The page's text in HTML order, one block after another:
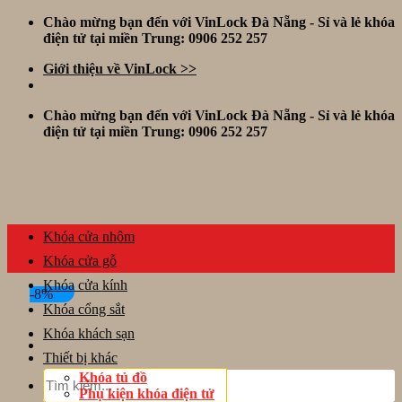
Skip
Chào mừng bạn đến với VinLock Đà Nẵng - Sỉ và lẻ khóa
điện tử tại miền Trung: 0906 252 257
Giới thiệu về VinLock >>
Chào mừng bạn đến với VinLock Đà Nẵng - Sỉ và lẻ khóa
điện tử tại miền Trung: 0906 252 257
Tìm
kiếm:
Khóa cửa nhôm
Khóa cửa gỗ
Khóa cửa kính
Khóa cổng sắt
Khóa khách sạn
Thiết bị khác
Khóa tủ đồ
Phụ kiện khóa điện tử
-8%